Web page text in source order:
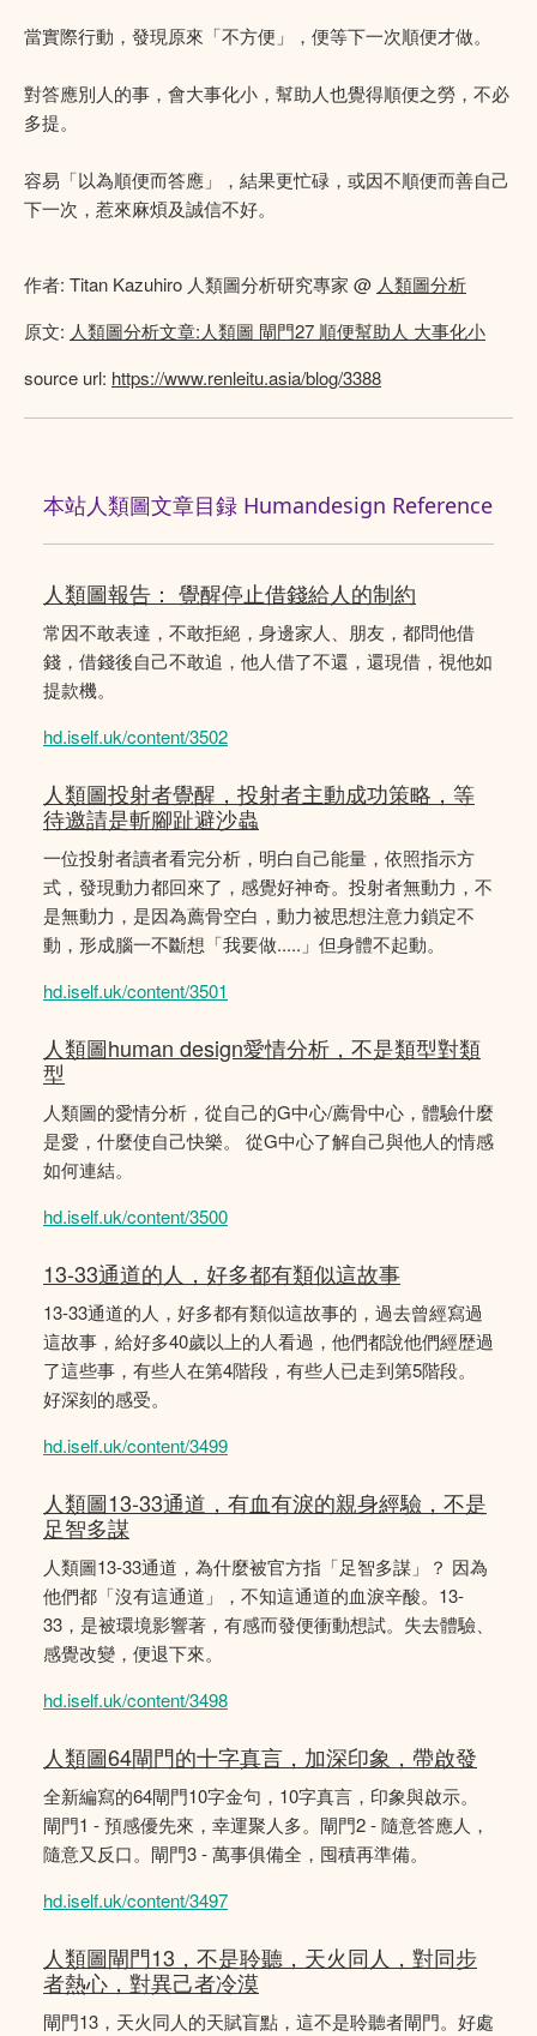
當實際行動，發現原來「不方便」，便等下一次順便才做。
對答應別人的事，會大事化小，幫助人也覺得順便之勞，不必
多提。
容易「以為順便而答應」，結果更忙碌，或因不順便而善自己
下一次，惹來麻煩及誠信不好。
作者: Titan Kazuhiro 人類圖分析研究專家 @ 人類圖分析
原文: 人類圖分析文章:人類圖 閘門27 順便幫助人 大事化小
source url: https://www.renleitu.asia/blog/3388
本站人類圖文章目録 Humandesign Reference
人類圖報告： 覺醒停止借錢給人的制約
常因不敢表達，不敢拒絕，身邊家人、朋友，都問他借
錢，借錢後自己不敢追，他人借了不還，還現借，視他如
提款機。
hd.iself.uk/content/3502
人類圖投射者覺醒，投射者主動成功策略，等
待邀請是斬腳趾避沙蟲
一位投射者讀者看完分析，明白自己能量，依照指示方
式，發現動力都回來了，感覺好神奇。投射者無動力，不
是無動力，是因為薦骨空白，動力被思想注意力鎖定不
動，形成腦一不斷想「我要做.....」但身體不起動。
hd.iself.uk/content/3501
人類圖human design愛情分析，不是類型對類
型
人類圖的愛情分析，從自己的G中心/薦骨中心，體驗什麼
是愛，什麼使自己快樂。 從G中心了解自己與他人的情感
如何連結。
hd.iself.uk/content/3500
13-33通道的人，好多都有類似這故事
13-33通道的人，好多都有類似這故事的，過去曾經寫過
這故事，給好多40歲以上的人看過，他們都說他們經歴過
了這些事，有些人在第4階段，有些人已走到第5階段。
好深刻的感受。
hd.iself.uk/content/3499
人類圖13-33通道，有血有淚的親身經驗，不是
足智多謀
人類圖13-33通道，為什麼被官方指「足智多謀」？ 因為
他們都「沒有這通道」，不知這通道的血淚辛酸。13-
33，是被環境影響著，有感而發便衝動想試。失去體驗、
感覺改變，便退下來。
hd.iself.uk/content/3498
人類圖64閘門的十字真言，加深印象，帶啟發
全新編寫的64閘門10字金句，10字真言，印象與啟示。
閘門1 - 預感優先來，幸運聚人多。閘門2 - 隨意答應人，
隨意又反口。閘門3 - 萬事俱備全，囤積再準備。
hd.iself.uk/content/3497
人類圖閘門13，不是聆聽，天火同人，對同步
者熱心，對異己者冷漠
閘門13，天火同人的天賦盲點，這不是聆聽者閘門。好處